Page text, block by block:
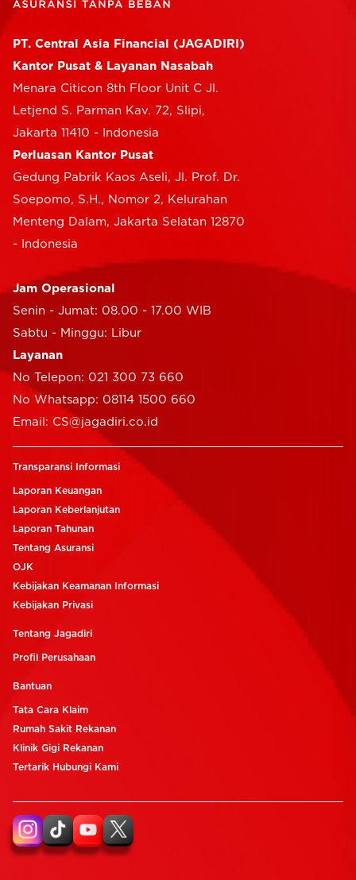
PT. Central Asia Financial (JAGADIRI)
Kantor Pusat & Layanan Nasabah
Menara Citicon 8th Floor Unit C Jl.
Letjend S. Parman Kav. 72, Slipi,
Jakarta 11410 - Indonesia
Perluasan Kantor Pusat
Gedung Pabrik Kaos Aseli, Jl. Prof. Dr.
Soepomo, S.H., Nomor 2, Kelurahan
Menteng Dalam, Jakarta Selatan 12870
- Indonesia
Jam Operasional
Senin - Jumat: 08.00 - 17.00 WIB
Sabtu - Minggu: Libur
Layanan
No Telepon: 021 300 73 660
No Whatsapp: 08114 1500 660
Email: CS@jagadiri.co.id
Transparansi Informasi
Laporan Keuangan
Laporan Keberlanjutan
Laporan Tahunan
Tentang Asuransi
OJK
Kebijakan Keamanan Informasi
Kebijakan Privasi
Tentang Jagadiri
Profil Perusahaan
Bantuan
Tata Cara Klaim
Rumah Sakit Rekanan
Klinik Gigi Rekanan
Tertarik Hubungi Kami